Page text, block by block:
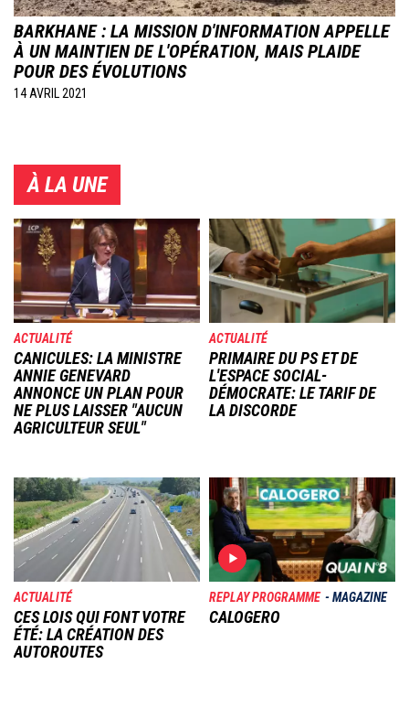
BARKHANE : LA MISSION D'INFORMATION APPELLE
À UN MAINTIEN DE L'OPÉRATION, MAIS PLAIDE
POUR DES ÉVOLUTIONS
14 AVRIL 2021
À LA UNE
Image
ACTUALITÉ
CANICULES: LA MINISTRE
ANNIE GENEVARD
ANNONCE UN PLAN POUR
NE PLUS LAISSER "AUCUN
AGRICULTEUR SEUL"
Image
ACTUALITÉ
PRIMAIRE DU PS ET DE
L'ESPACE SOCIAL-
DÉMOCRATE: LE TARIF DE
LA DISCORDE
Image
ACTUALITÉ
CES LOIS QUI FONT VOTRE
ÉTÉ: LA CRÉATION DES
AUTOROUTES
Image
REPLAY PROGRAMME MAGAZINE
CALOGERO